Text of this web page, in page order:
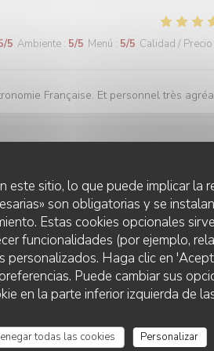
este sitio, lo que puede implicar la
son obligatorias y se
Estas cookies opcionales
funcionalidades (por ejemplo,
Haga clic en
Puede cambiar sus
en la parte inferior izquierda de
todas las cookies
Personalizar
/5 Ambiente : 5/5 Menú : 5/5 Calidad / Precio
Française. Et personnel très
/5 Ambiente:5/5 Menú 5/5 Calidad / Precio